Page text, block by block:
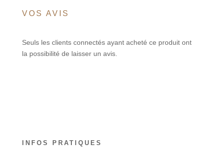
VOS AVIS
Seuls les clients connectés ayant acheté ce produit ont
la possibilité de laisser un avis.
INFOS PRATIQUES